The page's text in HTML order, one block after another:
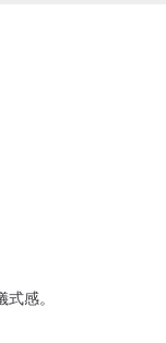
感。